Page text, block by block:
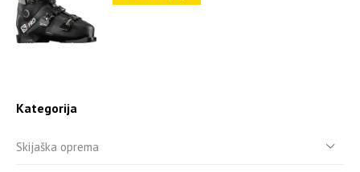
Kategorija
Skijaška oprema